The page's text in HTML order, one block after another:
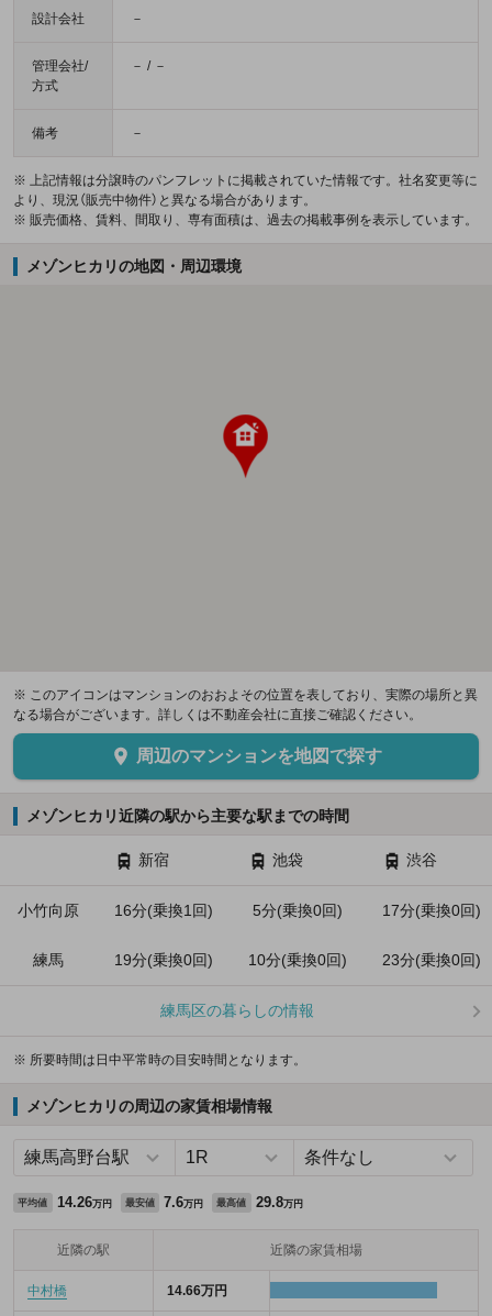
設計会社 －
管理会社/
方式
－ / －
備考 －
※ 上記情報は分譲時のパンフレットに掲載されていた情報です。社名変更等に
より、現況（販売中物件）と異なる場合があります。
※ 販売価格、賃料、間取り、専有面積は、過去の掲載事例を表示しています。
メゾンヒカリの地図・周辺環境
※ このアイコンはマンションのおおよその位置を表しており、実際の場所と異
なる場合がございます。詳しくは不動産会社に直接ご確認ください。
周辺のマンションを地図で探す
メゾンヒカリ近隣の駅から主要な駅までの時間
新宿 池袋 渋谷
小竹向原 16分(乗換1回) 5分(乗換0回) 17分(乗換0回)
練馬 19分(乗換0回) 10分(乗換0回) 23分(乗換0回)
練馬区の暮らしの情報
※ 所要時間は日中平常時の目安時間となります。
メゾンヒカリの周辺の家賃相場情報
平均値 14.26万円 最安値 7.6万円 最高値 29.8万円
近隣の駅 近隣の家賃相場
中村橋 14.66万円